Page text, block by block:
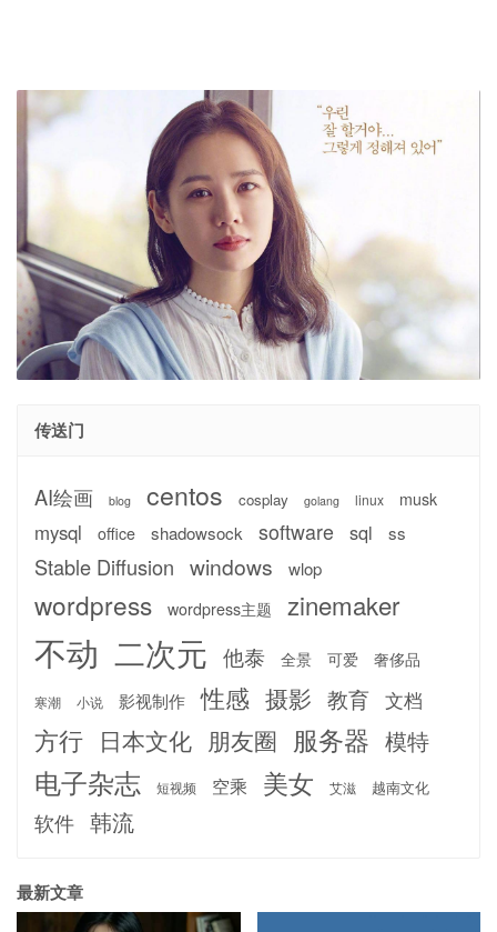
传送门
AI绘画 blog centos cosplay golang linux musk
mysql office shadowsock software sql ss
Stable Diffusion windows wlop
wordpress wordpress主题 zinemaker
不动 二次元 他泰 全景 可爱 奢侈品
寒潮 小说 影视制作 性感 摄影 教育 文档
方行 日本文化 朋友圈 服务器 模特
电子杂志 短视频 空乘 美女 艾滋 越南文化
软件 韩流
最新文章